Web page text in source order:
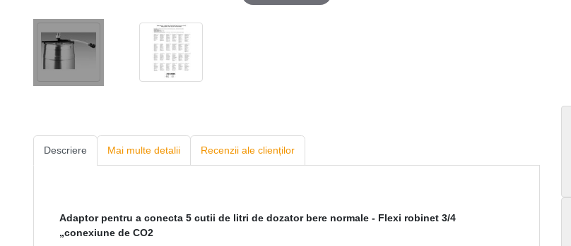
Descriere Mai multe detalii Recenzii ale clienților
Adaptor pentru a conecta 5 cutii de litri de dozator bere normale - Flexi robinet 3/4
„conexiune de CO2